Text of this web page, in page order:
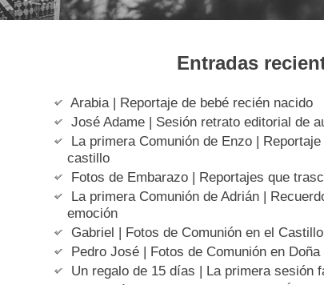
Entradas
Arabia | Reportaje de bebé recién nacido
José Adame | Sesión retrato editorial de
La primera Comunión de Enzo |
castillo
Fotos de Embarazo | Reportajes que
La primera Comunión de Adrián |
emoción
Gabriel | Fotos de Comunión en el
Pedro José | Fotos de Comunión en Doña
Un regalo de 15 días | La primera sesión